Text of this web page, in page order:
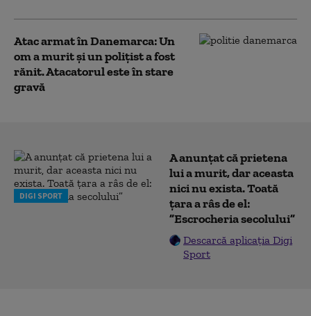
Atac armat în Danemarca: Un
om a murit și un poliţist a fost
rănit. Atacatorul este în stare
gravă
DIGI SPORT
A anunțat că prietena
lui a murit, dar aceasta
nici nu exista. Toată
țara a râs de el:
”Escrocheria secolului”
Descarcă aplicația Digi
Sport